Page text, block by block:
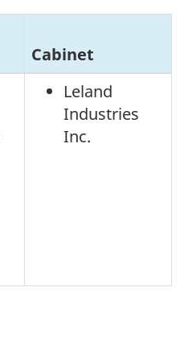
Cabinet
Leland
Industries
Inc.